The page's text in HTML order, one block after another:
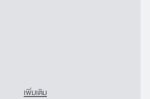
เพิ่มเติม